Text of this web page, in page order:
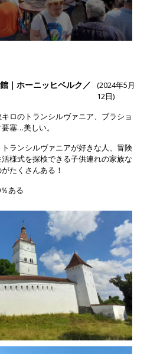
｜ホーニッヒベルク／
(2024年5月
12日)
ロのトランシルヴァニア、ブラショ
塞…美しい。
ランシルヴァニアが好きな人、冒険
様式を探検できる子供連れの家族な
たくさんある！
ある